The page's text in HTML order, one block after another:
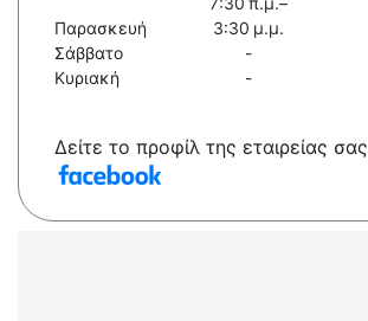
Παρασκευή
3:30 μ.μ.
Σάββατο
-
Κυριακή
-
Δείτε το προφίλ της εταιρείας σας